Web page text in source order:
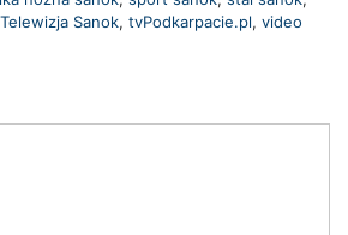
Telewizja Sanok, tvPodkarpacie.pl, video